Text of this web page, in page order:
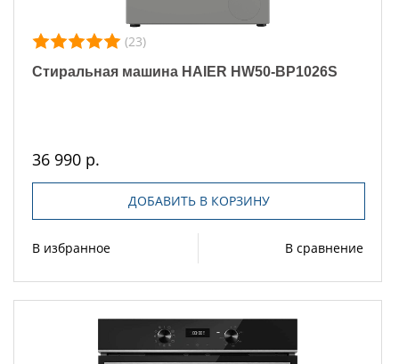
(23)
Стиральная машина HAIER HW50-BP1026S
36 990 р.
ДОБАВИТЬ В КОРЗИНУ
В избранное В сравнение